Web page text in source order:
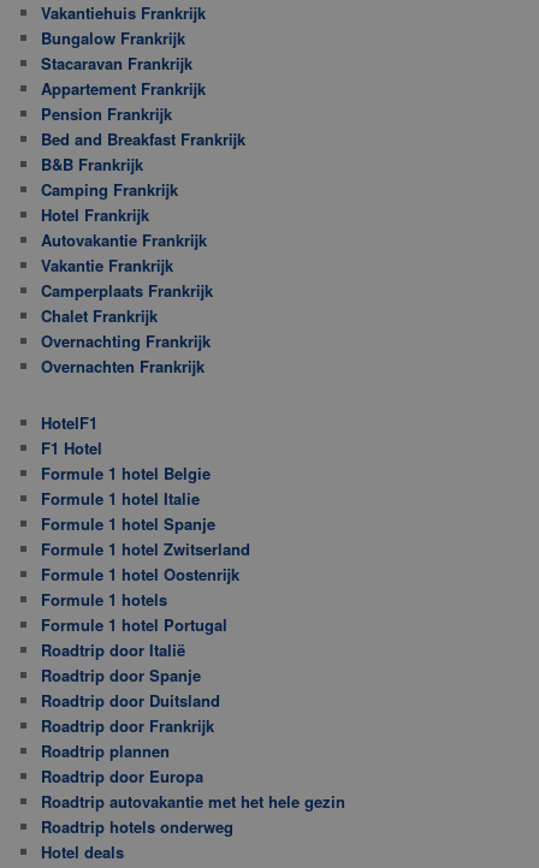
Vakantiehuis Frankrijk
Bungalow Frankrijk
Stacaravan Frankrijk
Appartement Frankrijk
Pension Frankrijk
Bed and Breakfast Frankrijk
B&B Frankrijk
Camping Frankrijk
Hotel Frankrijk
Autovakantie Frankrijk
Vakantie Frankrijk
Camperplaats Frankrijk
Chalet Frankrijk
Overnachting Frankrijk
Overnachten Frankrijk
HotelF1
F1 Hotel
Formule 1 hotel Belgie
Formule 1 hotel Italie
Formule 1 hotel Spanje
Formule 1 hotel Zwitserland
Formule 1 hotel Oostenrijk
Formule 1 hotels
Formule 1 hotel Portugal
Roadtrip door Italië
Roadtrip door Spanje
Roadtrip door Duitsland
Roadtrip door Frankrijk
Roadtrip plannen
Roadtrip door Europa
Roadtrip autovakantie met het hele gezin
Roadtrip hotels onderweg
Hotel deals